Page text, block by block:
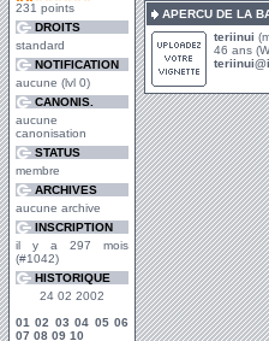
231 points
DROITS
standard
NOTIFICATION
aucune (lvl 0)
CANONIS.
aucune
canonisation
STATUS
membre
ARCHIVES
aucune archive
INSCRIPTION
il y a 297 mois
(#1042)
HISTORIQUE
24 02 2002
01 02 03 04 05 06
07 08 09 10
APERCU DE LA
teriinui
46 ans